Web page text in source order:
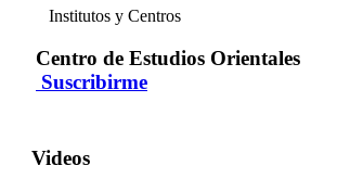
Institutos y Centros
Centro de Estudios Orientales
Suscribirme
Videos